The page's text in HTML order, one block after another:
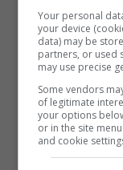
che
mie.
sostegno
dalle
bambini
Your personal
your device
data) may be
partners, or used
may use precise
Some vendors
of legitimate
your options
or in the site
and cookie